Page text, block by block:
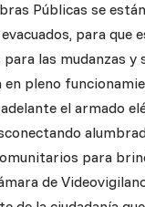
Públicas se
para que
las mudanzas
en pleno
el armado
para
de